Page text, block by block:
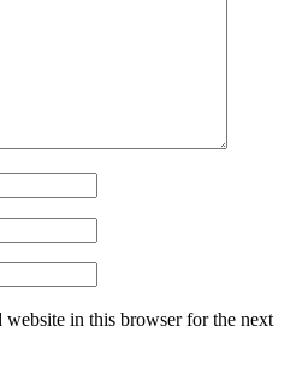
website in this browser for the next